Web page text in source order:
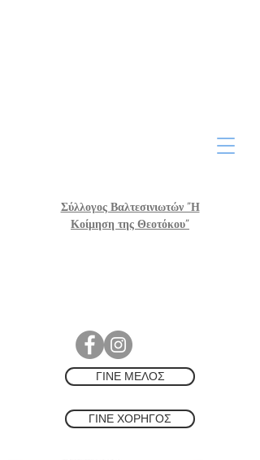
Σύλλογος Βαλτεσινιωτών "Η
Κοίμηση της Θεοτόκου"
ΓΙΝΕ ΜΕΛΟΣ
ΓΙΝΕ ΧΟΡΗΓΟΣ